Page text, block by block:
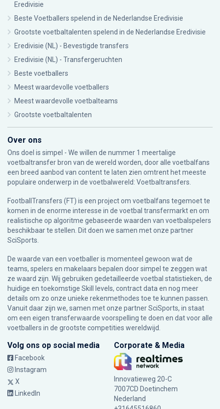
Eredivisie
Beste Voetballers spelend in de Nederlandse Eredivisie
Grootste voetbaltalenten spelend in de Nederlandse Eredivisie
Eredivisie (NL) - Bevestigde transfers
Eredivisie (NL) - Transfergeruchten
Beste voetballers
Meest waardevolle voetballers
Meest waardevolle voetbalteams
Grootste voetbaltalenten
Over ons
Ons doel is simpel - We willen de nummer 1 meertalige
voetbaltransfer bron van de wereld worden, door alle voetbalfans
een breed aanbod van content te laten zien omtrent het meeste
populaire onderwerp in de voetbalwereld: Voetbaltransfers.
FootballTransfers (FT) is een project om voetbalfans tegemoet te
komen in de enorme interesse in de voetbal transfermarkt en om
realistische op algoritme gebaseerde waarden van voetbalspelers
beschikbaar te stellen. Dit doen we samen met onze partner
SciSports
De waarde van een voetballer is momenteel gewoon wat de
teams, spelers en makelaars bepalen door simpel te zeggen wat
ze waard zijn. Wij gebruiken gedetailleerde voetbal statistieken, de
huidige en toekomstige Skill levels, contract data en nog meer
details om zo onze unieke rekenmethodes toe te kunnen passen.
Vanuit daar zijn we, samen met onze partner SciSports, in staat
om een eigen transferwaarde voorspelling te doen en dat voor alle
voetballers in de grootste competities wereldwijd.
Volg ons op social media
Facebook
Instagram
X
LinkedIn
Corporate & Media
Innovatieweg 20-C
7007CD Doetinchem
Nederland